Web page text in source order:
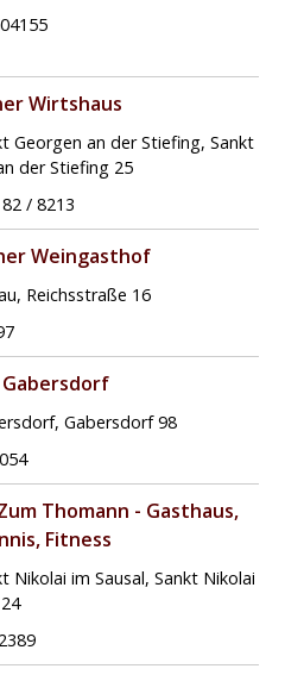
Wirtshaus
Georgen an der Stiefing, Sankt
der Stiefing 25
/ 8213
Weingasthof
, Reichsstraße 16
, Gabersdorf 98
Thomann - Gasthaus,
Fitness
Nikolai im Sausal, Sankt Nikolai